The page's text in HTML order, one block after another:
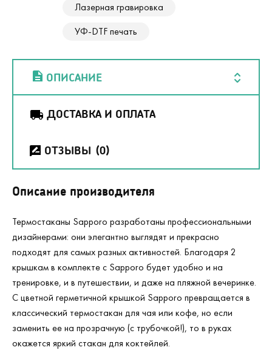
Лазерная гравировка
УФ-DTF печать
ОПИСАНИЕ
ДОСТАВКА И ОПЛАТА
ОТЗЫВЫ (0)
Описание производителя
Термостаканы Sapporo разработаны профессиональными
дизайнерами: они элегантно выглядят и прекрасно
подходят для самых разных активностей. Благодаря 2
крышкам в комплекте с Sapporo будет удобно и на
тренировке, и в путешествии, и даже на пляжной вечеринке.
С цветной герметичной крышкой Sapporo превращается в
классический термостакан для чая или кофе, но если
заменить ее на прозрачную (с трубочкой!), то в руках
окажется яркий стакан для коктейлей.